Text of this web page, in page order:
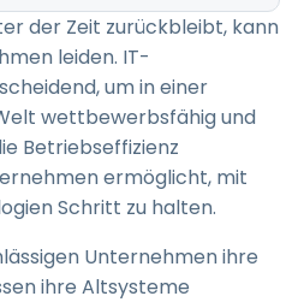
der Zeit zurückbleibt, kann
leiden. IT-
um in einer
wettbewerbsfähig und
Betriebseffizienz
ermöglicht, mit
Schritt zu halten.
Unternehmen ihre
ihre Altsysteme